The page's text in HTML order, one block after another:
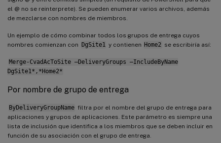
el @ no se reinterprete). Se pueden enumerar varios archivos, además
de mezclarse con nombres de miembros.
Un ejemplo de cómo combinar todos los grupos de entrega cuyos
nombres comienzan con DgSite1 y contienen Home2 se escribiría así:
Merge-CvadAcToSite –DeliveryGroups –IncludeByName
DgSite1*,*Home2*
Por nombre de grupo de entrega
ByDeliveryGroupName filtra por el nombre del grupo de entrega para
aplicaciones y grupos de aplicaciones. Este parámetro es siempre una
lista de inclusión que identifica a los miembros que se deben incluir en
función de su asociación con el grupo de entrega.